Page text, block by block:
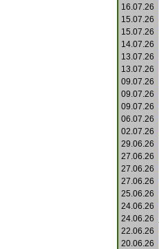
16.07.26
15.07.26
15.07.26
14.07.26
13.07.26
13.07.26
09.07.26
09.07.26
09.07.26
06.07.26
02.07.26
29.06.26
27.06.26
27.06.26
27.06.26
25.06.26
24.06.26
24.06.26
22.06.26
20.06.26